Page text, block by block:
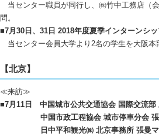
当センター職員が同行し、㈱竹中工務店（
問。
■7月30日、31日 2018年度夏季インターンシ
当センター会員大学より2名の学生を大阪本
【北京】
≪来訪≫
■7月11日 中国城市公共交通協会 国際交流部
中国市政工程協会 城市停車分会 張季
日中平和観光㈱ 北京事務所 張曼マネ